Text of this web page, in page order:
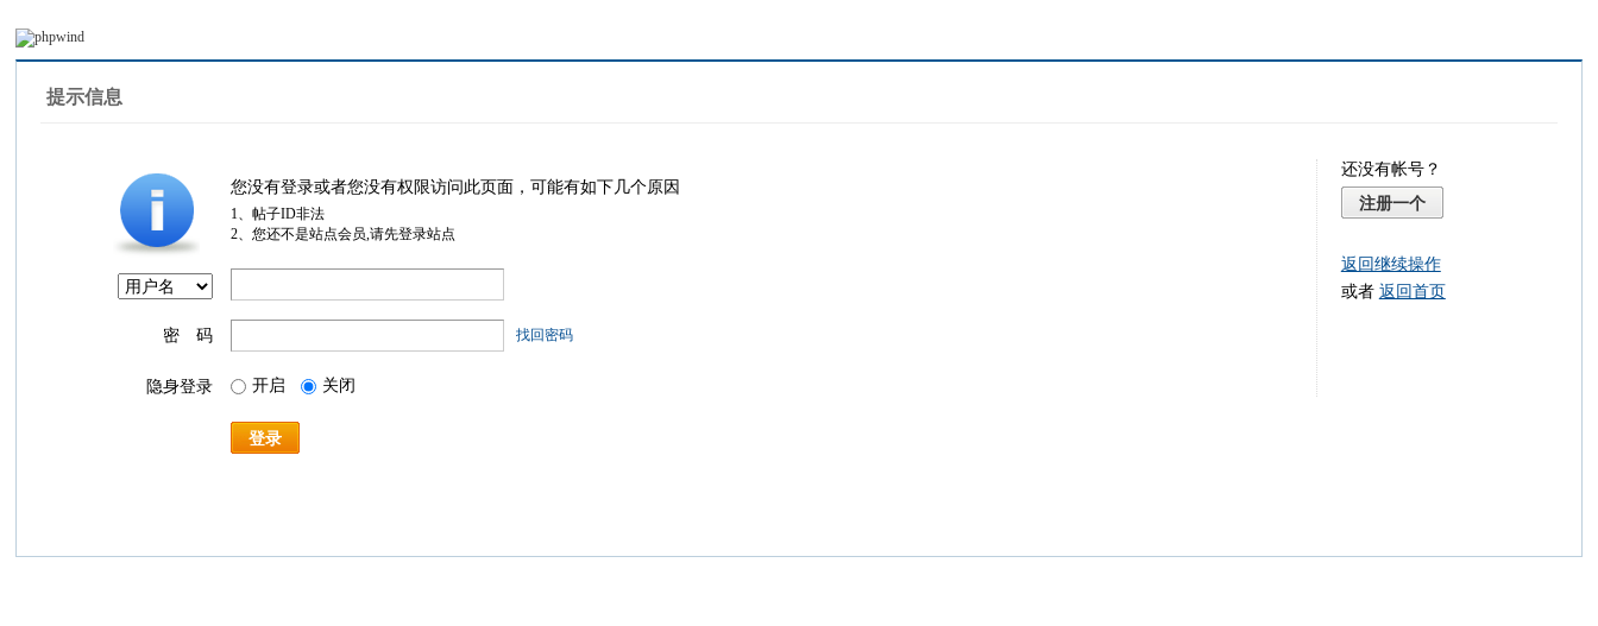
提示信息
您没有登录或者您没有权限访问此页面，可能有如下几个原因
1、帖子ID非法
2、您还不是站点会员,请先登录站点
密 码 找回密码
隐身登录 开启 关闭
登录
还没有帐号？
注册一个
返回继续操作
或者 返回首页